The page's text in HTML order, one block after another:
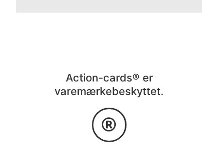
Action-cards® er
varemærkebeskyttet.